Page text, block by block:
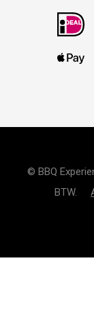
© BBQ
BTW.